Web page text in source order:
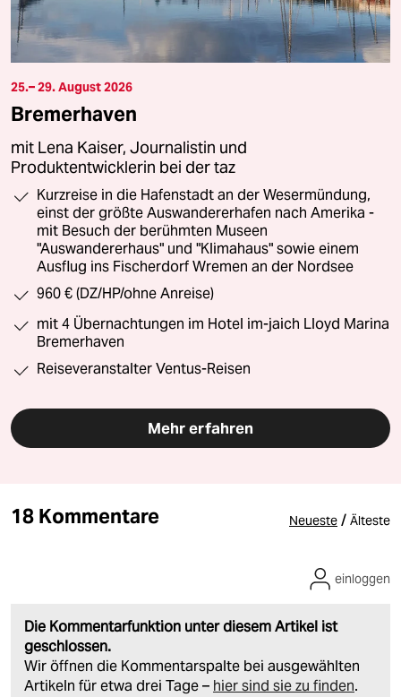
25.– 29. August 2026
Bremerhaven
mit Lena Kaiser, Journalistin und
Produktentwicklerin bei der taz
Kurzreise in die Hafenstadt an der Wesermündung,
einst der größte Auswandererhafen nach Amerika -
mit Besuch der berühmten Museen
"Auswandererhaus" und "Klimahaus" sowie einem
Ausflug ins Fischerdorf Wremen an der Nordsee
960 € (DZ/HP/ohne Anreise)
mit 4 Übernachtungen im Hotel im-jaich Lloyd Marina
Bremerhaven
Reiseveranstalter Ventus-Reisen
Mehr erfahren
18 Kommentare Neueste / Älteste
Die Kommentarfunktion unter diesem Artikel ist
geschlossen.
Wir öffnen die Kommentarspalte bei ausgewählten
Artikeln für etwa drei Tage – hier sind sie zu finden.
einloggen